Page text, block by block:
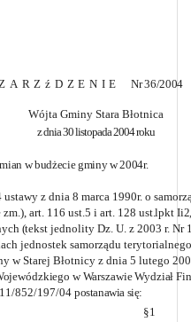
ZARZźDZENIE Nr 36/2004
Wójta Gminy Stara Błotnica
z dnia 30 listopada 2004 roku
w budżecie gminy w 2004r.
ustawy z dnia 8 marca 1990r. o
art. 116 ust.5 i art. 128 ust.lpkt
(tekst jednolity Dz. U. z 2003 r. Nr
jednostek samorządu
w Starej Błotnicy z dnia 5 lutego
w Warszawie Wydział
852/197/04 postanawia się:
§1